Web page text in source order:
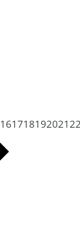
161718192021